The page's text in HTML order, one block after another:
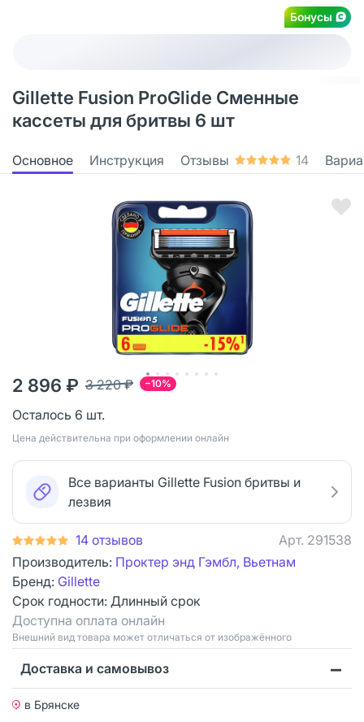
Бонусы
Gillette Fusion ProGlide Сменные
кассеты для бритвы 6 шт
Основное Инструкция Отзывы 14
−10%
3 220 ₽
2 896 ₽
Осталось 6 шт.
Цена действительна при оформлении онлайн
Все варианты Gillette Fusion бритвы и
лезвия
14 отзывов Арт. 291538
Производитель: Проктер энд Гэмбл, Вьетнам
Бренд: Gillette
Срок годности: Длинный срок
Доступна оплата онлайн
Bнешний вид товара может отличаться от изображённого
Доставка и самовывоз
в Брянске